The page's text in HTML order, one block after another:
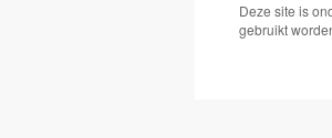
Deze site is
gebruikt